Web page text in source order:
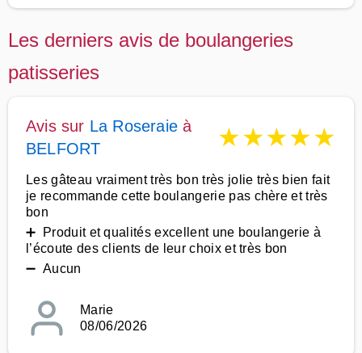
Les derniers avis de boulangeries
patisseries
Avis sur La Roseraie à
BELFORT
★★★★★
Les gâteau vraiment très bon très jolie très bien fait
je recommande cette boulangerie pas chère et très
bon
➕ Produit et qualités excellent une boulangerie à
l’écoute des clients de leur choix et très bon
➖ Aucun
Marie
08/06/2026